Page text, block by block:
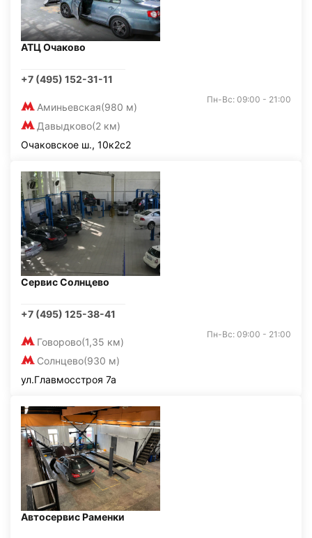
АТЦ Очаково
+7 (495) 152-31-11
Аминьевская(980 м)
Давыдково(2 км)
Пн-Вс: 09:00 - 21:00
Очаковское ш., 10к2с2
Сервис Солнцево
+7 (495) 125-38-41
Говорово(1,35 км)
Солнцево(930 м)
Пн-Вс: 09:00 - 21:00
ул.Главмосстроя 7а
Автосервис Раменки